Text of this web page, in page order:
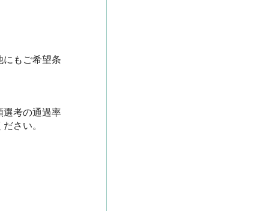
もご希望条
選考の通過率
さい。